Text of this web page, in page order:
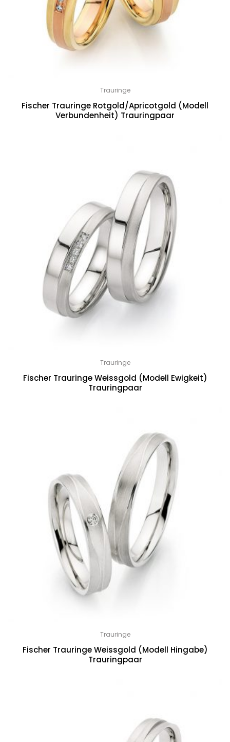
Trauringe
Fischer Trauringe Rotgold/Apricotgold (Modell
Verbundenheit) Trauringpaar
Trauringe
Fischer Trauringe Weissgold (Modell Ewigkeit)
Trauringpaar
Trauringe
Fischer Trauringe Weissgold (Modell Hingabe)
Trauringpaar